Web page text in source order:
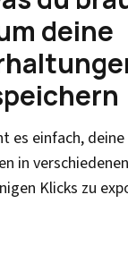
deine
es einfach, deine
in
Klicks zu